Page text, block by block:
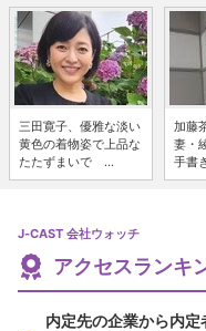
三田寛子、優雅な淡い
黄色の着物姿で上品な
たたずまいで ...
加藤
妻・
手書
J-CAST 会社ウォッチ
アクセスランキ
内定先の企業から内